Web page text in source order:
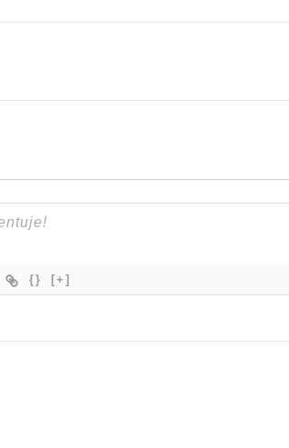
{} [+]